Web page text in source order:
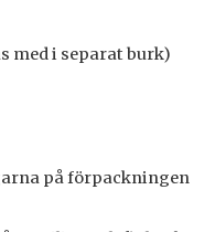
med i separat burk)
på förpackningen